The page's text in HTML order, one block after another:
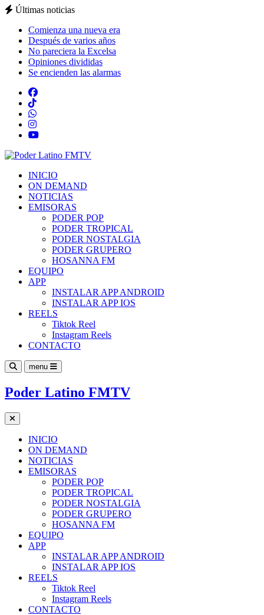
Últimas noticias
Comienza una nueva era
Después de varios años
No pareciera la Excelsa
Opiniones divididas
Se encienden las alarmas
INICIO
ON DEMAND
NOTICIAS
EMISORAS
PODER POP
PODER TROPICAL
PODER NOSTALGIA
PODER GRUPERO
HOSANNA FM
EQUIPO
APP
INSTALAR APP ANDROID
INSTALAR APP IOS
REELS
Tiktok Reel
Instagram Reels
CONTACTO
menu
Poder Latino FMTV
INICIO
ON DEMAND
NOTICIAS
EMISORAS
PODER POP
PODER TROPICAL
PODER NOSTALGIA
PODER GRUPERO
HOSANNA FM
EQUIPO
APP
INSTALAR APP ANDROID
INSTALAR APP IOS
REELS
Tiktok Reel
Instagram Reels
CONTACTO